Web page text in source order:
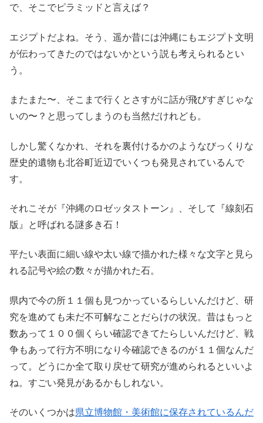
で、そこでピラミッドと言えば？
エジプトだよね。そう、遥か昔には沖縄にもエジプト文明
が伝わってきたのではないかという説も考えられるとい
う。
またまた〜、そこまで行くとさすがに話が飛びすぎじゃな
いの〜？と思ってしまうのも当然だけれども。
しかし驚くなかれ、それを裏付けるかのようなびっくりな
歴史的遺物も北谷町近辺でいくつも発見されているんで
す。
それこそが『沖縄のロゼッタストーン』、そして『線刻石
版』と呼ばれる謎多き石！
平たい表面に細い線や太い線で描かれた様々な文字と見ら
れる記号や絵の数々が描かれた石。
県内で今の所１１個も見つかっているらしいんだけど、研
究を進めても未だ不可解なことだらけの状況。昔はもっと
数あって１００個くらい確認できてたらしいんだけど、戦
争もあって行方不明になり今確認できるのが１１個なんだ
って。どうにか全て取り戻せて研究が進められるといいよ
ね。すごい発見があるかもしれない。
そのいくつかは県立博物館・美術館に保存されているんだ